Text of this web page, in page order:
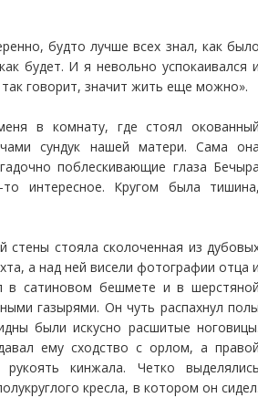
будто лучше всех знал, как
будет. И я невольно успокаивался
говорит, значит жить еще можно».
в комнату, где стоял
сундук нашей матери. Сама
поблескивающие глаза
интересное. Кругом была
стены стояла сколоченная из
а над ней висели фотографии отца
в сатиновом бешмете и в
газырями. Он чуть распахнул
были искусно расшитые
ему сходство с орлом, а
кинжала. Четко
кресла, в котором он